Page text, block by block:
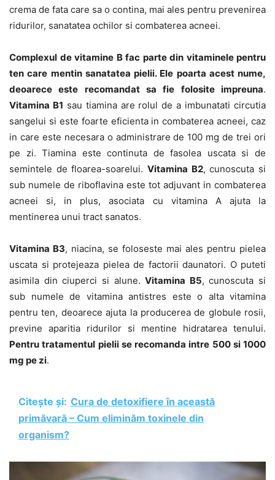
crema de fata care sa o contina, mai ales pentru prevenirea
ridurilor, sanatatea ochilor si combaterea acneei.
Complexul de vitamine B fac parte din vitaminele pentru
ten care mentin sanatatea pielii. Ele poarta acest nume,
deoarece este recomandat sa fie folosite impreuna.
Vitamina B1 sau tiamina are rolul de a imbunatati circutia
sangelui si este foarte eficienta in combaterea acneei, caz
in care este necesara o administrare de 100 mg de trei ori
pe zi. Tiamina este continuta de fasolea uscata si de
semintele de floarea-soarelui. Vitamina B2, cunoscuta si
sub numele de riboflavina este tot adjuvant in combaterea
acneei si, in plus, asociata cu vitamina A ajuta la
mentinerea unui tract sanatos.
Vitamina B3, niacina, se foloseste mai ales pentru pielea
uscata si protejeaza pielea de factorii daunatori. O puteti
asimila din ciuperci si alune.Vitamina B5, cunoscuta si
sub numele de vitamina antistres este o alta vitamina
pentru ten, deoarece ajuta la producerea de globule rosii,
previne aparitia ridurilor si mentine hidratarea tenului.
Pentru tratamentul pielii se recomanda intre 500 si 1000
mg pe zi.
Citește și: Cura de detoxifiere în această
primăvară – Cum eliminăm toxinele din
organism?